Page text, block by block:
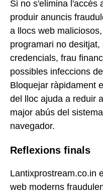
Si no s'elimina l'accés
produir anuncis
a llocs web
programari no
credencials, frau
possibles infeccions
Bloquejar ràpidament
del lloc ajuda a reduir
major abús del
navegador.
Reflexions finals
Lantixprostream.co.in
web moderns